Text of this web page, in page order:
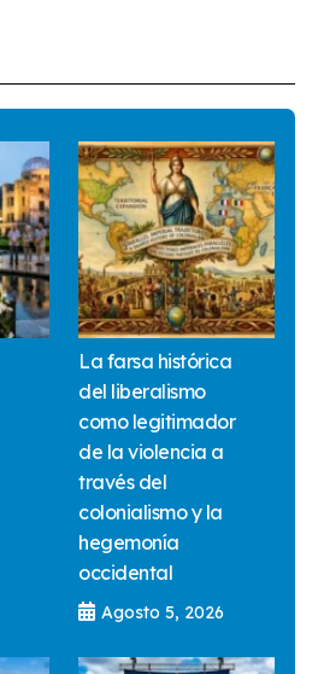
La farsa histórica
del liberalismo
como legitimador
de la violencia a
través del
colonialismo y la
hegemonía
occidental
Agosto 5, 2026